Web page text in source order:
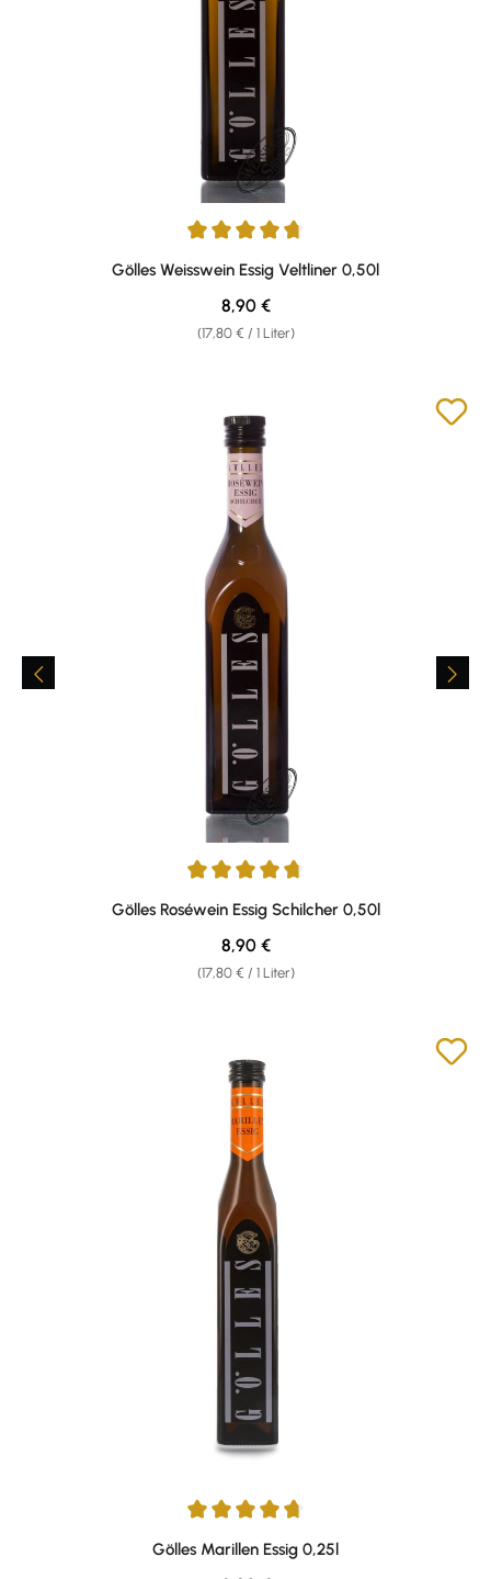
Durchschnittliche Bewertung von 4.77 von 5 Sternen
Gölles Weisswein Essig Veltliner 0,50l
(17,80 € / 1 Liter)
Regulärer Preis:
8,90 €
Durchschnittliche Bewertung von 4.64 von 5 Sternen
Gölles Roséwein Essig Schilcher 0,50l
(17,80 € / 1 Liter)
Regulärer Preis:
8,90 €
Durchschnittliche Bewertung von 4.83 von 5 Sternen
Gölles Marillen Essig 0,25l